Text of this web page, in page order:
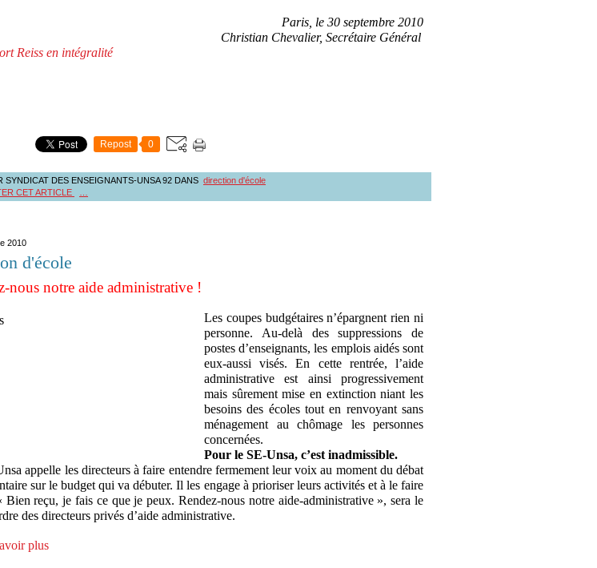
Paris, le 30 septembre 2010
Christian Chevalier, Secrétaire Général
Reiss en intégralité
Repost 0
SYNDICAT DES ENSEIGNANTS-UNSA 92 DANS direction d'école
CET ARTICLE
2010
d'école
nous notre aide administrative !
Les coupes budgétaires n’épargnent rien ni
personne. Au-delà des suppressions de
postes d’enseignants, les emplois aidés sont
eux-aussi visés. En cette rentrée, l’aide
administrative est ainsi progressivement
mais sûrement mise en extinction niant les
besoins des écoles tout en renvoyant sans
ménagement au chômage les personnes
concernées.
Pour le SE-Unsa, c’est inadmissible.
appelle les directeurs à faire entendre fermement leur voix au moment du débat
sur le budget qui va débuter. Il les engage à prioriser leurs activités et à le faire
Bien reçu, je fais ce que je peux. Rendez-nous notre aide-administrative », sera le
des directeurs privés d’aide administrative.
plus